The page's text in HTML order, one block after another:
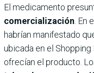
El medicamento
comercialización. En
habrían manifestado
ubicada en el
ofrecían el producto.